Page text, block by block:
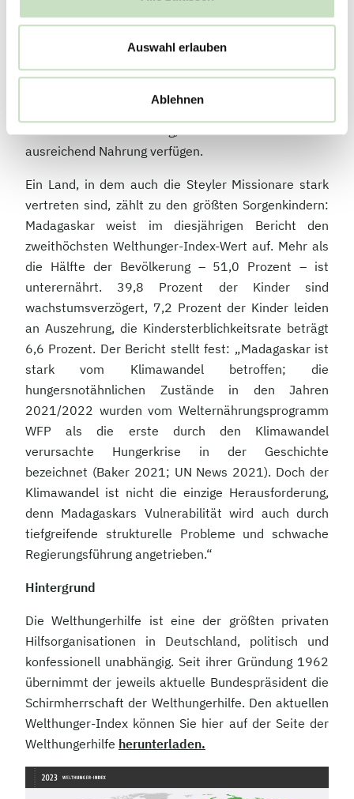
Auswahl erlauben
Ablehnen
kommen vielerorts Probleme zusammen, die zu den
Haupttreibern von Hunger zählen: darunter
bewaffnete Konflikte, schlechte Regierungsführung,
es noch ein weiter Weg, bis alle Menschen über
ausreichend Nahrung verfügen.
Ein Land, in dem auch die Steyler Missionare stark
vertreten sind, zählt zu den größten Sorgenkindern:
Madagaskar weist im diesjährigen Bericht den
zweithöchsten Welthunger-Index-Wert auf. Mehr als
die Hälfte der Bevölkerung – 51,0 Prozent – ist
unterernährt. 39,8 Prozent der Kinder sind
wachstumsverzögert, 7,2 Prozent der Kinder leiden
an Auszehrung, die Kindersterblichkeitsrate beträgt
6,6 Prozent. Der Bericht stellt fest: „Madagaskar ist
stark vom Klimawandel betroffen; die
hungersnotähnlichen Zustände in den Jahren
2021/2022 wurden vom Welternährungsprogramm
WFP als die erste durch den Klimawandel
verursachte Hungerkrise in der Geschichte
bezeichnet (Baker 2021; UN News 2021). Doch der
Klimawandel ist nicht die einzige Herausforderung,
denn Madagaskars Vulnerabilität wird auch durch
tiefgreifende strukturelle Probleme und schwache
Regierungsführung angetrieben.“
Hintergrund
Die Welthungerhilfe ist eine der größten privaten
Hilfsorganisationen in Deutschland, politisch und
konfessionell unabhängig. Seit ihrer Gründung 1962
übernimmt der jeweils aktuelle Bundespräsident die
Schirmherrschaft der Welthungerhilfe. Den aktuellen
Welthunger-Index können Sie hier auf der Seite der
Welthungerhilfe herunterladen.